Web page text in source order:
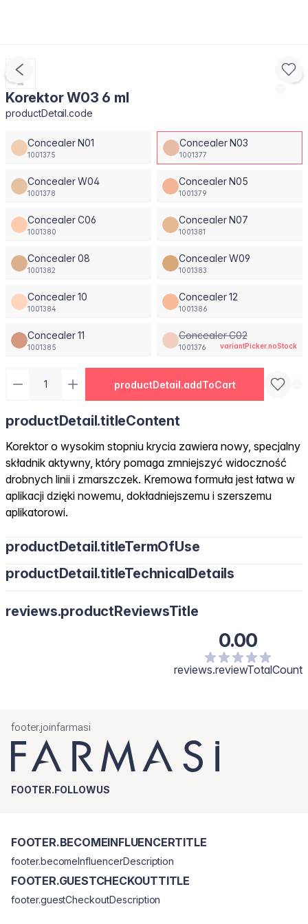
Korektor W03 6 ml
productDetail.code
Concealer N01
1001375
Concealer N03
1001377
Concealer W04
1001378
Concealer N05
1001379
Concealer C06
1001380
Concealer N07
1001381
Concealer 08
1001382
Concealer W09
1001383
Concealer 10
1001384
Concealer 12
1001386
Concealer 11
1001385
Concealer C02
1001376 variantPicker.noStock
productDetail.addToCart
productDetail.titleContent
Korektor o wysokim stopniu krycia zawiera nowy, specjalny
składnik aktywny, który pomaga zmniejszyć widoczność
drobnych linii i zmarszczek. Kremowa formuła jest łatwa w
aplikacji dzięki nowemu, dokładniejszemu i szerszemu
aplikatorowi.
productDetail.titleTermOfUse
productDetail.titleTechnicalDetails
reviews.productReviewsTitle
0.00
reviews.reviewTotalCount
footer.joinfarmasi
FOOTER.FOLLOWUS
FOOTER.BECOMEINFLUENCERTITLE
footer.becomeInfluencerDescription
FOOTER.GUESTCHECKOUTTITLE
footer.guestCheckoutDescription